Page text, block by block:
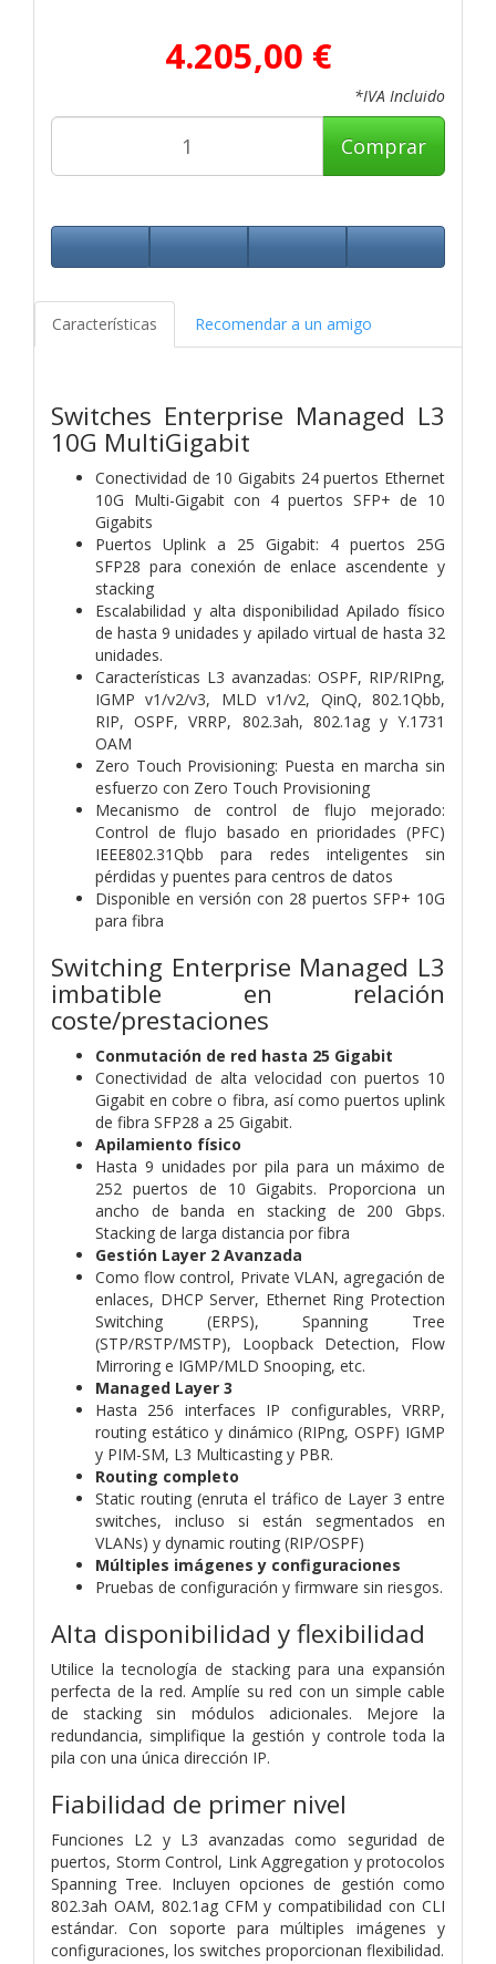
4.205,00 €
*IVA Incluido
Comprar
Características Recomendar a un amigo
Switches Enterprise Managed L3
10G MultiGigabit
Conectividad de 10 Gigabits 24 puertos Ethernet
10G Multi-Gigabit con 4 puertos SFP+ de 10
Gigabits
Puertos Uplink a 25 Gigabit: 4 puertos 25G
SFP28 para conexión de enlace ascendente y
stacking
Escalabilidad y alta disponibilidad Apilado físico
de hasta 9 unidades y apilado virtual de hasta 32
unidades.
Características L3 avanzadas: OSPF, RIP/RIPng,
IGMP v1/v2/v3, MLD v1/v2, QinQ, 802.1Qbb,
RIP, OSPF, VRRP, 802.3ah, 802.1ag y Y.1731
OAM
Zero Touch Provisioning: Puesta en marcha sin
esfuerzo con Zero Touch Provisioning
Mecanismo de control de flujo mejorado:
Control de flujo basado en prioridades (PFC)
IEEE802.31Qbb para redes inteligentes sin
pérdidas y puentes para centros de datos
Disponible en versión con 28 puertos SFP+ 10G
para fibra
Switching Enterprise Managed L3
imbatible en relación
coste/prestaciones
Conmutación de red hasta 25 Gigabit
Conectividad de alta velocidad con puertos 10
Gigabit en cobre o fibra, así como puertos uplink
de fibra SFP28 a 25 Gigabit.
Apilamiento físico
Hasta 9 unidades por pila para un máximo de
252 puertos de 10 Gigabits. Proporciona un
ancho de banda en stacking de 200 Gbps.
Stacking de larga distancia por fibra
Gestión Layer 2 Avanzada
Como flow control, Private VLAN, agregación de
enlaces, DHCP Server, Ethernet Ring Protection
Switching (ERPS), Spanning Tree
(STP/RSTP/MSTP), Loopback Detection, Flow
Mirroring e IGMP/MLD Snooping, etc.
Managed Layer 3
Hasta 256 interfaces IP configurables, VRRP,
routing estático y dinámico (RIPng, OSPF) IGMP
y PIM-SM, L3 Multicasting y PBR.
Routing completo
Static routing (enruta el tráfico de Layer 3 entre
switches, incluso si están segmentados en
VLANs) y dynamic routing (RIP/OSPF)
Múltiples imágenes y configuraciones
Pruebas de configuración y firmware sin riesgos.
Alta disponibilidad y flexibilidad
Utilice la tecnología de stacking para una expansión
perfecta de la red. Amplíe su red con un simple cable
de stacking sin módulos adicionales. Mejore la
redundancia, simplifique la gestión y controle toda la
pila con una única dirección IP.
Fiabilidad de primer nivel
Funciones L2 y L3 avanzadas como seguridad de
puertos, Storm Control, Link Aggregation y protocolos
Spanning Tree. Incluyen opciones de gestión como
802.3ah OAM, 802.1ag CFM y compatibilidad con CLI
estándar. Con soporte para múltiples imágenes y
configuraciones, los switches proporcionan flexibilidad.